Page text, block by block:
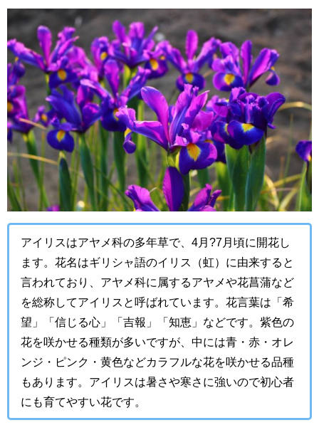
アイリスはアヤメ科の多年草で、4月?7月頃に開花し
ます。花名はギリシャ語のイリス（虹）に由来すると
言われており、アヤメ科に属するアヤメや花菖蒲など
を総称してアイリスと呼ばれています。花言葉は「希
望」「信じる心」「吉報」「知恵」などです。紫色の
花を咲かせる種類が多いですが、中には青・赤・オレ
ンジ・ピンク・黄色などカラフルな花を咲かせる品種
もあります。アイリスは暑さや寒さに強いので初心者
にも育てやすい花です。